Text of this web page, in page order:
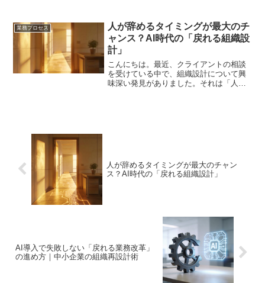
業務プロセス
人が辞めるタイミングが最大のチ
ャンス？AI時代の「戻れる組織設
計」
こんにちは。最近、クライアントの相談
を受けている中で、組織設計について興
味深い発見がありました。それは「人が
人が辞めるタイミングが最大のチャン
ス？AI時代の「戻れる組織設計」
AI導入で失敗しない「戻れる業務改革」
の進め方｜中小企業の組織再設計術